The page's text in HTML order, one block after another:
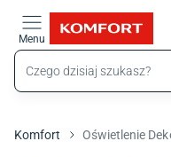
Menu
Komfort Oświetlenie